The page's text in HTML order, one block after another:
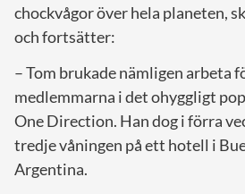
chockvågor över hela planeten,
och fortsätter:
– Tom brukade nämligen arbeta
medlemmarna i det ohyggligt
One Direction. Han dog i förra
tredje våningen på ett hotell i
Argentina.